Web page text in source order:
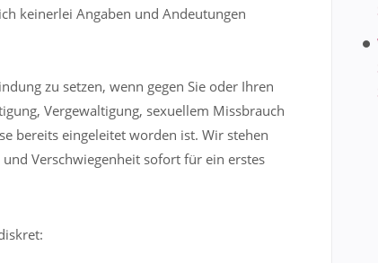
keinerlei Angaben und Andeutungen
zu setzen, wenn gegen Sie oder Ihren
Vergewaltigung, sexuellem Missbrauch
bereits eingeleitet worden ist. Wir stehen
Verschwiegenheit sofort für ein erstes